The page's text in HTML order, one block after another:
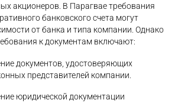
акционеров. В Парагвае требования
банковского счета могут
от банка и типа компании. Однако
к документам включают:
документов, удостоверяющих
представителей компании.
юридической документации